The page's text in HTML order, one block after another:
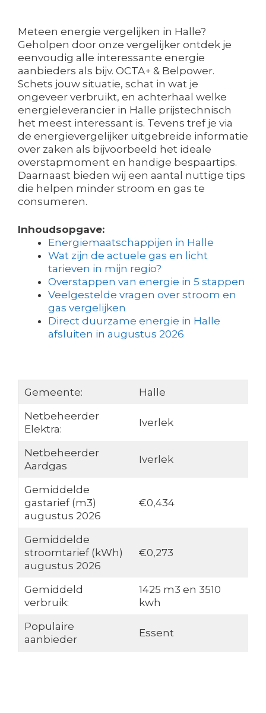
Meteen energie vergelijken in Halle?
Geholpen door onze vergelijker ontdek je
eenvoudig alle interessante energie
aanbieders als bijv. OCTA+ & Belpower.
Schets jouw situatie, schat in wat je
ongeveer verbruikt, en achterhaal welke
energieleverancier in Halle prijstechnisch
het meest interessant is. Tevens tref je via
de energievergelijker uitgebreide informatie
over zaken als bijvoorbeeld het ideale
overstapmoment en handige bespaartips.
Daarnaast bieden wij een aantal nuttige tips
die helpen minder stroom en gas te
consumeren.
Inhoudsopgave:
Energiemaatschappijen in Halle
Wat zijn de actuele gas en licht
tarieven in mijn regio?
Overstappen van energie in 5 stappen
Veelgestelde vragen over stroom en
gas vergelijken
Direct duurzame energie in Halle
afsluiten in augustus 2026
Gemeente:
Halle
Netbeheerder
Elektra:
Iverlek
Netbeheerder
Aardgas
Iverlek
Gemiddelde
gastarief (m3)
augustus 2026
€0,434
Gemiddelde
stroomtarief (kWh)
augustus 2026
€0,273
Gemiddeld
verbruik:
1425 m3 en 3510
kwh
Populaire
aanbieder
Essent